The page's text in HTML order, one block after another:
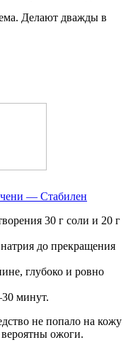
Делают дважды в
— Стабилен
30 г соли и 20 г
до прекращения
глубоко и ровно
минут.
не попало на кожу
вероятны ожоги.